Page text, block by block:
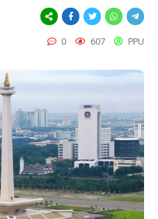
0 607 PPU